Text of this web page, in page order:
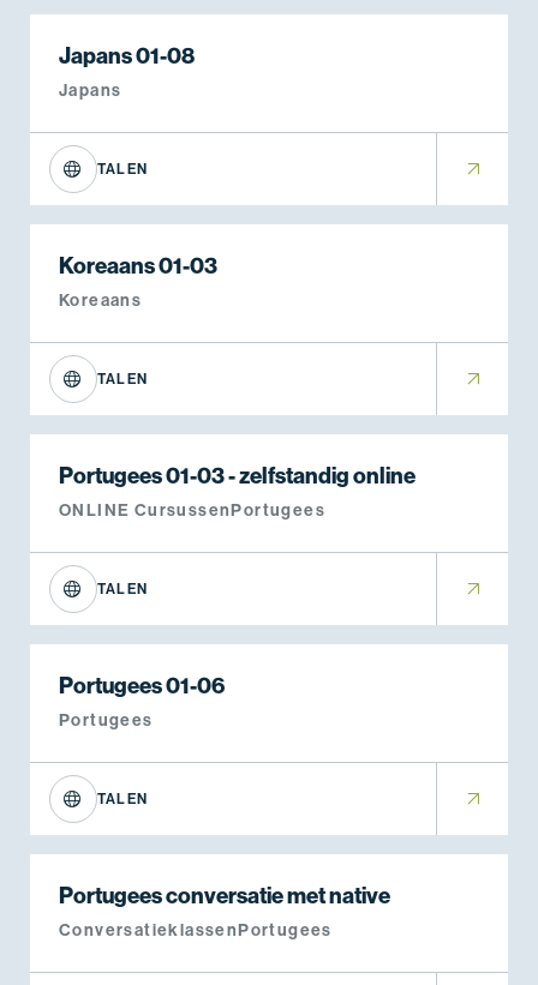
Japans 01-08
Japans
TALEN
Koreaans 01-03
Koreaans
TALEN
Portugees 01-03 - zelfstandig online
ONLINE CursussenPortugees
TALEN
Portugees 01-06
Portugees
TALEN
Portugees conversatie met native
ConversatieklassenPortugees